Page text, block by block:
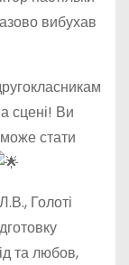
вибухав
сцені! Ви
стати
Голоті
та любов,